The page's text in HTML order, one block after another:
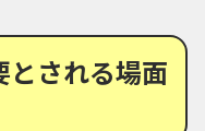
とされる場面